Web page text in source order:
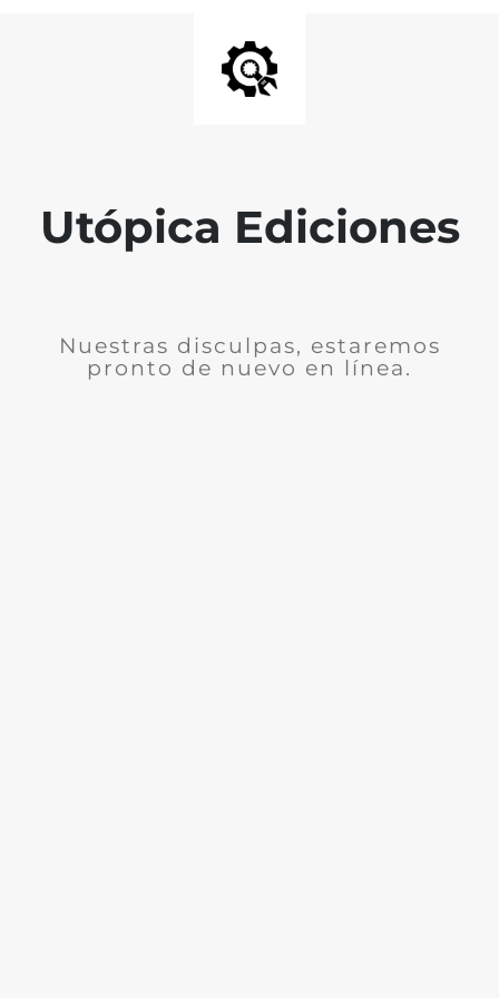
Utópica Ediciones
Nuestras disculpas, estaremos
pronto de nuevo en línea.